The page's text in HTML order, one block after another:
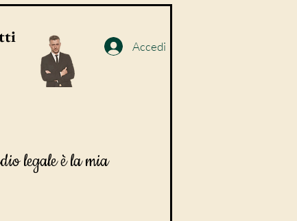
Accedi
legale è la mia